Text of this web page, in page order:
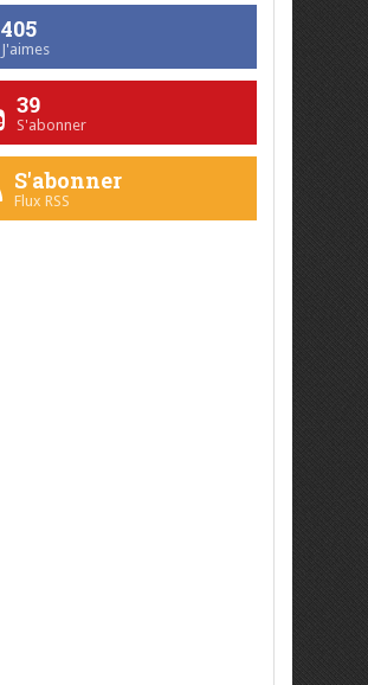
405
J'aimes
39
S'abonner
S'abonner
Flux RSS